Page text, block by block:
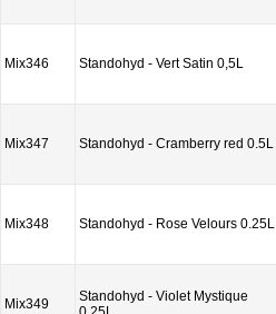
Mix346 Standohyd - Vert Satin 0,5L
Mix347 Standohyd - Cramberry red 0.5L
Mix348 Standohyd - Rose Velours 0.25L
Mix349
Standohyd - Violet Mystique